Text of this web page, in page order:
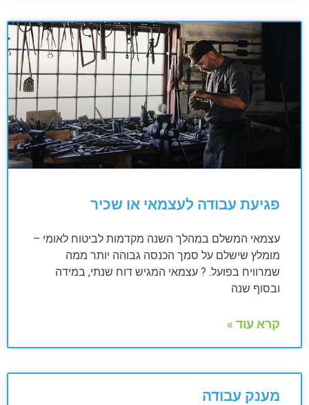
פגיעת עבודה לעצמאי או שכיר
עצמאי המשלם במהלך השנה מקדמות לביטוח לאומי –
מומלץ שישלם על סמך הכנסה גבוהה יותר ממה
שמרוויח בפועל. ? עצמאי המגיש דוח שנתי, במידה
ובסוף שנה
קרא עוד »
מענק עבודה